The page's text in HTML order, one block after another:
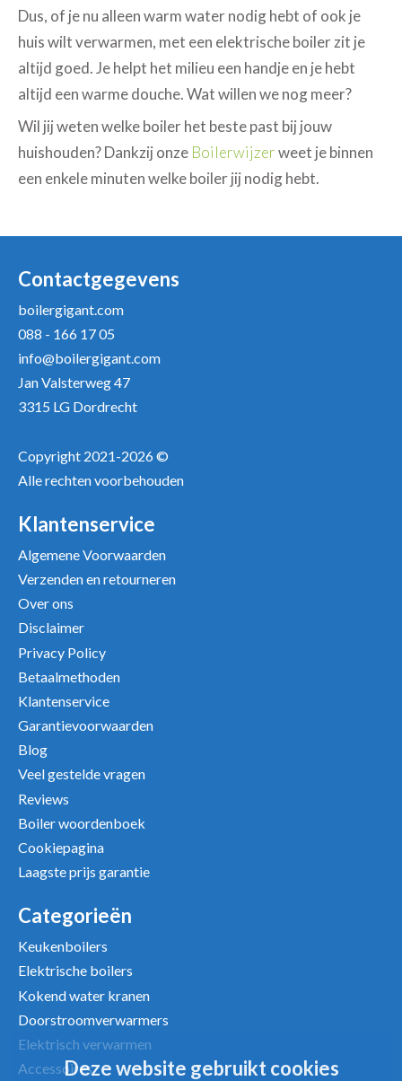
Dus, of je nu alleen warm water nodig hebt of ook je
huis wilt verwarmen, met een elektrische boiler zit je
altijd goed. Je helpt het milieu een handje en je hebt
altijd een warme douche. Wat willen we nog meer?
Wil jij weten welke boiler het beste past bij jouw
huishouden? Dankzij onze Boilerwijzerweet je binnen
een enkele minuten welke boiler jij nodig hebt.
Contactgegevens
boilergigant.com
088 - 166 17 05
info@boilergigant.com
Jan Valsterweg 47
3315 LG Dordrecht
Copyright 2021-2026 ©
Alle rechten voorbehouden
Klantenservice
Algemene Voorwaarden
Verzenden en retourneren
Over ons
Disclaimer
Privacy Policy
Betaalmethoden
Klantenservice
Garantievoorwaarden
Blog
Veel gestelde vragen
Reviews
Boiler woordenboek
Cookiepagina
Laagste prijs garantie
Categorieën
Keukenboilers
Elektrische boilers
Kokend water kranen
Doorstroomverwarmers
Elektrisch verwarmen
AccessoiresDeze website gebruikt cookies